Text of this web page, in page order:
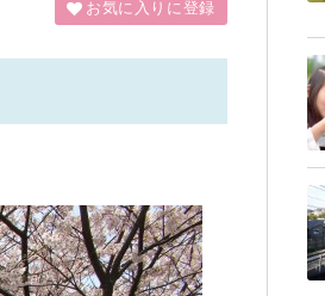
お気に入りに登録